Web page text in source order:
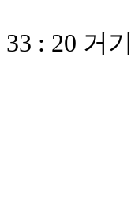
33 : 20 거